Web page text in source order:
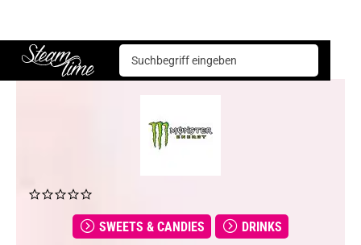
Steam time
Sweets & Candies Drinks
SWEETS & CANDIES DRINKS